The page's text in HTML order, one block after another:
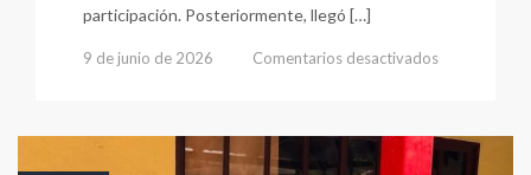
participación. Posteriormente, llegó […]
9 de junio de 2026 Comentarios desactivados